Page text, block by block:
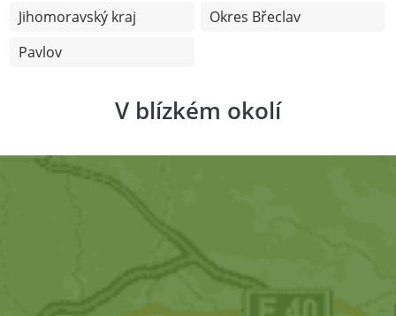
Jihomoravský kraj
Okres Břeclav
Pavlov
V blízkém okolí